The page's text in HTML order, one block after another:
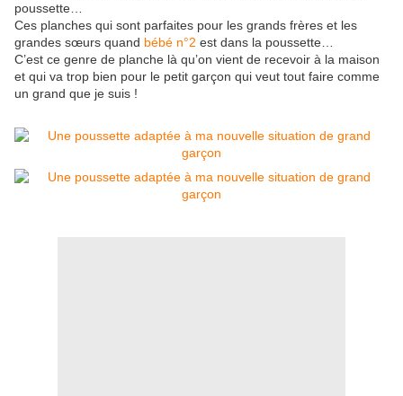
poussette…
Ces planches qui sont parfaites pour les grands frères et les
grandes sœurs quand bébé n°2 est dans la poussette…
C’est ce genre de planche là qu’on vient de recevoir à la maison
et qui va trop bien pour le petit garçon qui veut tout faire comme
un grand que je suis !